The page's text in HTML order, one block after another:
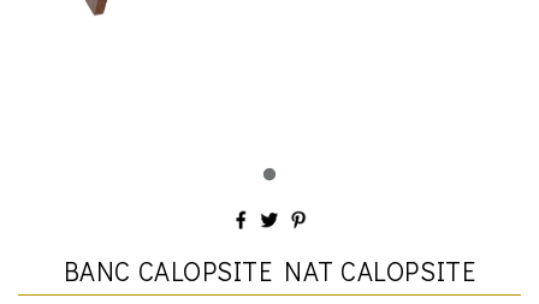
BANC CALOPSITE NAT CALOPSITE